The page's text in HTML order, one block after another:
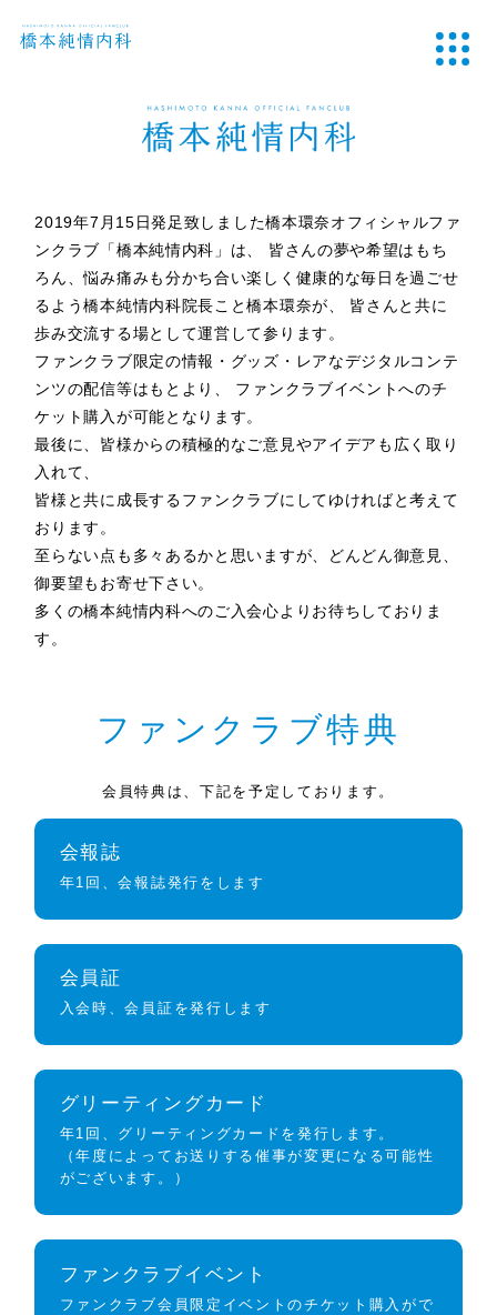
2019年7月15日発足致しました橋本環奈オフィシャルファ
ンクラブ「橋本純情内科」は、
皆さんの夢や希望はもち
ろん、悩み痛みも分かち合い楽しく健康的な毎日を過ごせ
るよう橋本純情内科院長こと橋本環奈が、
皆さんと共に
歩み交流する場として運営して参ります。
ファンクラブ限定の情報・グッズ・レアなデジタルコンテ
ンツの配信等はもとより、
ファンクラブイベントへのチ
ケット購入が可能となります。
最後に、皆様からの積極的なご意見やアイデアも広く取り
入れて、
皆様と共に成長するファンクラブにしてゆければと考えて
おります。
至らない点も多々あるかと思いますが、どんどん御意見、
御要望もお寄せ下さい。
多くの橋本純情内科へのご入会心よりお待ちしておりま
す。
ファンクラブ特典
会員特典は、下記を予定しております。
会報誌
年1回、会報誌発行をします
会員証
入会時、会員証を発行します
グリーティングカード
年1回、グリーティングカードを発行します。
（年度によってお送りする催事が変更になる可能性
がございます。）
ファンクラブイベント
ファンクラブ会員限定イベントのチケット購入がで